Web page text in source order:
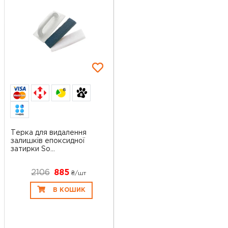
6
Терка для видалення
залишків епоксидної
затирки So...
2106 885₴/шт
В КОШИК